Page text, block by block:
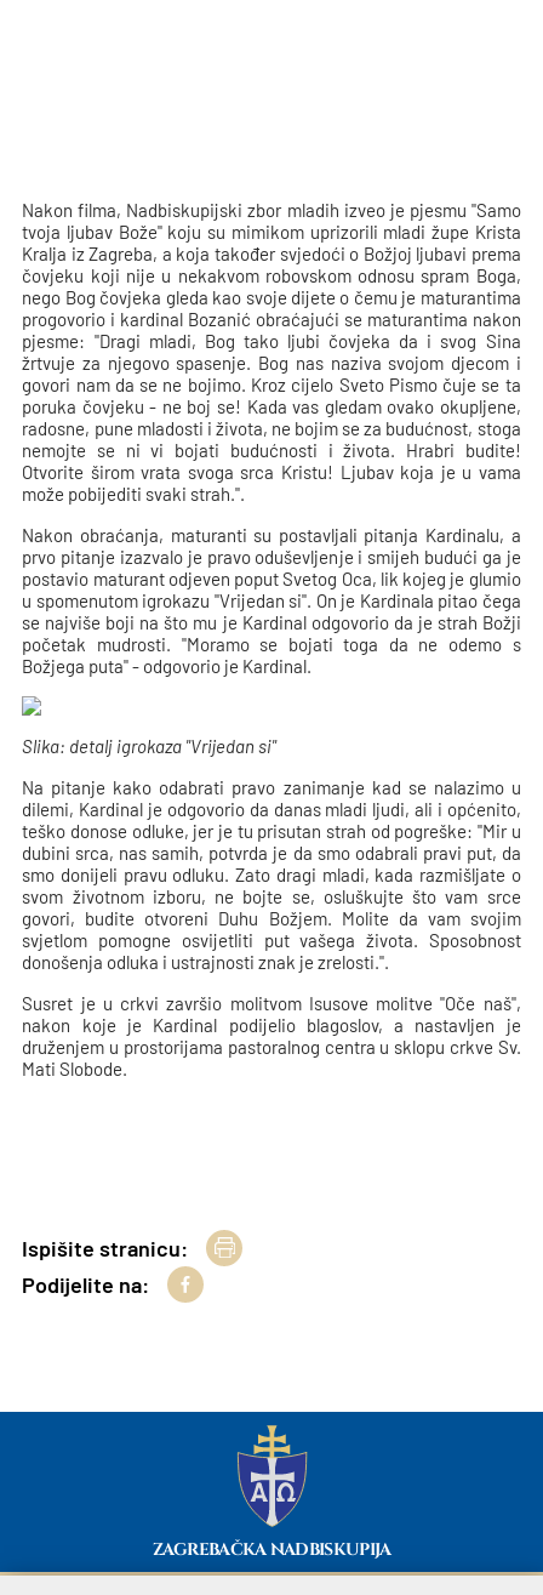
Nakon filma, Nadbiskupijski zbor mladih izveo je pjesmu "Samo
tvoja ljubav Bože" koju su mimikom uprizorili mladi župe Krista
Kralja iz Zagreba, a koja također svjedoći o Božjoj ljubavi prema
čovjeku koji nije u nekakvom robovskom odnosu spram Boga,
nego Bog čovjeka gleda kao svoje dijete o čemu je maturantima
progovorio i kardinal Bozanić obraćajući se maturantima nakon
pjesme: "Dragi mladi, Bog tako ljubi čovjeka da i svog Sina
žrtvuje za njegovo spasenje. Bog nas naziva svojom djecom i
govori nam da se ne bojimo. Kroz cijelo Sveto Pismo čuje se ta
poruka čovjeku - ne boj se! Kada vas gledam ovako okupljene,
radosne, pune mladosti i života, ne bojim se za budućnost, stoga
nemojte se ni vi bojati budućnosti i života. Hrabri budite!
Otvorite širom vrata svoga srca Kristu! Ljubav koja je u vama
može pobijediti svaki strah.".
Nakon obraćanja, maturanti su postavljali pitanja Kardinalu, a
prvo pitanje izazvalo je pravo oduševljenje i smijeh budući ga je
postavio maturant odjeven poput Svetog Oca, lik kojeg je glumio
u spomenutom igrokazu "Vrijedan si". On je Kardinala pitao čega
se najviše boji na što mu je Kardinal odgovorio da je strah Božji
početak mudrosti. "Moramo se bojati toga da ne odemo s
Božjega puta" - odgovorio je Kardinal.
Slika: detalj igrokaza "Vrijedan si"
Na pitanje kako odabrati pravo zanimanje kad se nalazimo u
dilemi, Kardinal je odgovorio da danas mladi ljudi, ali i općenito,
teško donose odluke, jer je tu prisutan strah od pogreške: "Mir u
dubini srca, nas samih, potvrda je da smo odabrali pravi put, da
smo donijeli pravu odluku. Zato dragi mladi, kada razmišljate o
svom životnom izboru, ne bojte se, osluškujte što vam srce
govori, budite otvoreni Duhu Božjem. Molite da vam svojim
svjetlom pomogne osvijetliti put vašega života. Sposobnost
donošenja odluka i ustrajnosti znak je zrelosti.".
Susret je u crkvi završio molitvom Isusove molitve "Oče naš",
nakon koje je Kardinal podijelio blagoslov, a nastavljen je
druženjem u prostorijama pastoralnog centra u sklopu crkve Sv.
Mati Slobode.
Ispišite stranicu:
Podijelite na:
ZAGREBAČKA NADBISKUPIJA